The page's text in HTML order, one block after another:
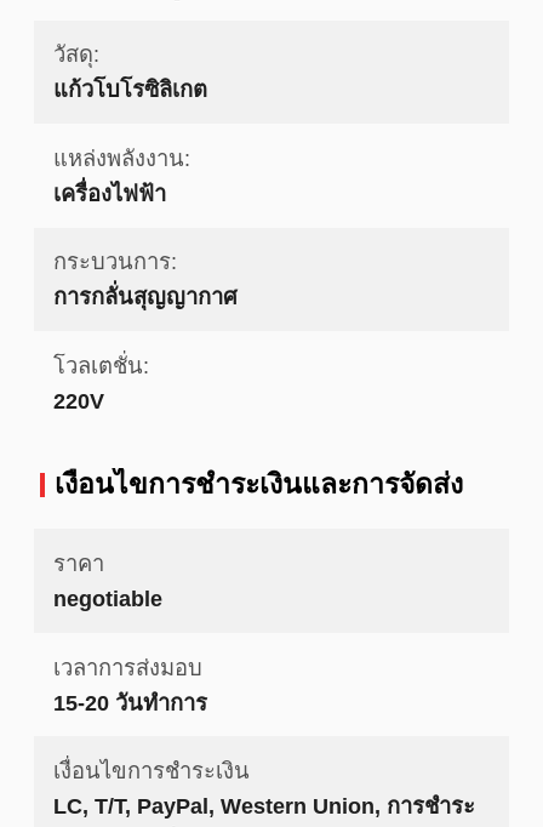
วัสดุ:
แก้วโบโรซิลิเกต
แหล่งพลังงาน:
เครื่องไฟฟ้า
กระบวนการ:
การกลั่นสุญญากาศ
โวลเตชั่น:
220V
เงื่อนไขการชําระเงินและการจัดส่ง
ราคา
negotiable
เวลาการส่งมอบ
15-20 วันทำการ
เงื่อนไขการชำระเงิน
LC, T/T, PayPal, Western Union, การชำระ